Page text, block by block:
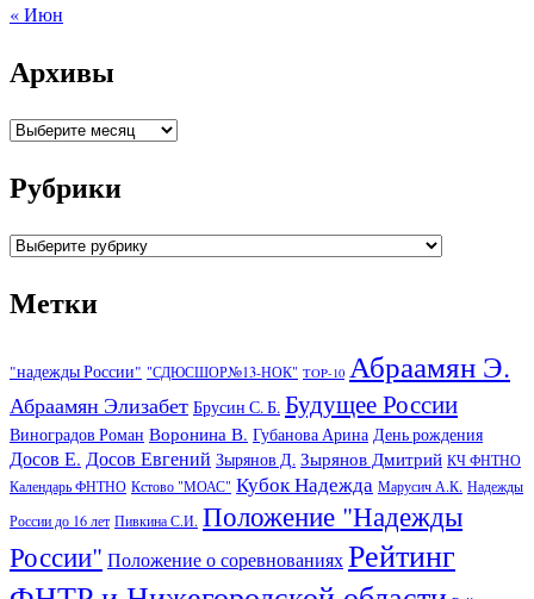
« Июн
Архивы
Архивы
Рубрики
Рубрики
Метки
"надежды России" "СДЮСШОР№13-НОК" TOP-10 Абраамян Э.
Абраамян Элизабет Брусин С. Б. Будущее России
Виноградов Роман Воронина В. Губанова Арина День рождения
Досов Е. Досов Евгений Зырянов Д. Зырянов Дмитрий КЧ ФНТНО
Календарь ФНТНО Кстово "МОАС" Кубок Надежда Марусич А.К. Надежды
России до 16 лет Пивкина С.И. Положение "Надежды
России" Положение о соревнованияхРейтинг